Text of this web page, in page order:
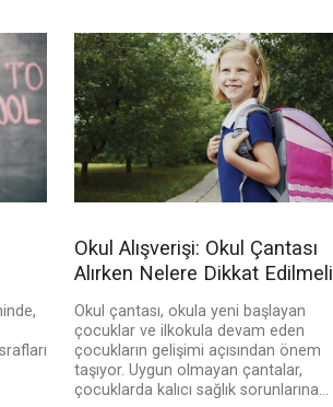
Okul Alışverişi: Okul Çantası
Alırken Nelere Dikkat Edilmeli
Okul çantası, okula yeni başlayan
çocuklar ve ilkokula devam eden
çocukların gelişimi açısından önem
taşıyor. Uygun olmayan çantalar,
çocuklarda kalıcı sağlık sorunlarına...